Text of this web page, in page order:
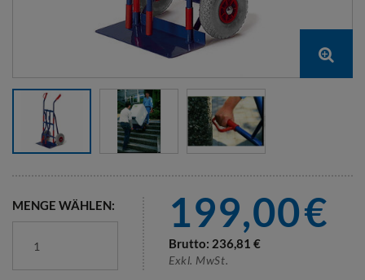
MENGE WÄHLEN: 199,00€
Brutto: 236,81 €
Exkl. MwSt.